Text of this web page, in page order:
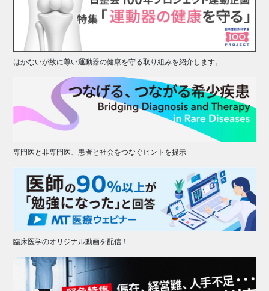
はかないが故に尊い運動器の健康を守る取り組みを紹介します。
専門医と非専門医、患者と社会をつなぐヒントを提示
臨床医学のオリジナル動画を配信！